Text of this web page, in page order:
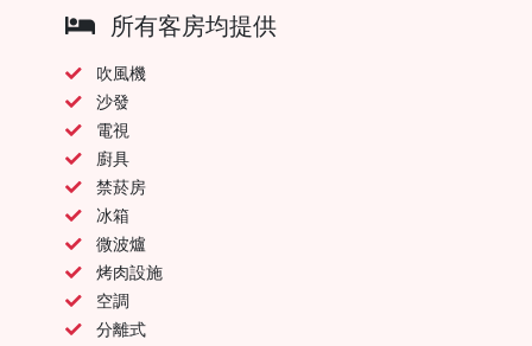
所有客房均提供
吹風機
沙發
電視
廚具
禁菸房
冰箱
微波爐
烤肉設施
空調
分離式